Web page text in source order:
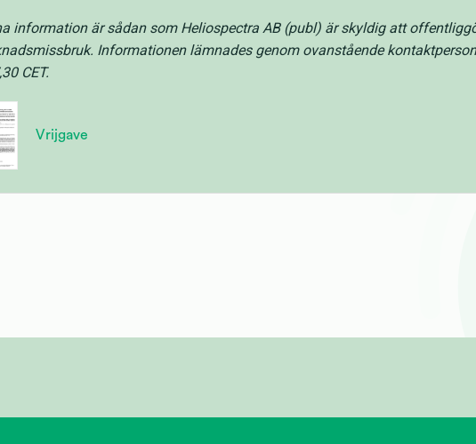
information är sådan som Heliospectra AB (publ) är skyldig att
Informationen lämnades genom ovanstående
CET.
Vrijgave